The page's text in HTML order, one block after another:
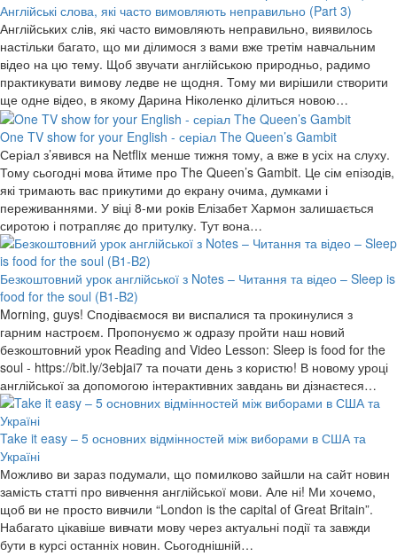
Англійські слова, які часто вимовляють неправильно (Part 3)
Англійських слів, які часто вимовляють неправильно, виявилось
настільки багато, що ми ділимося з вами вже третім навчальним
відео на цю тему. Щоб звучати англійською природньо, радимо
практикувати вимову ледве не щодня. Тому ми вирішили створити
ще одне відео, в якому Дарина Ніколенко ділиться новою…
One TV show for your English - серіал The Queen’s Gambit
Серіал з’явився на Netflix менше тижня тому, а вже в усіх на слуху.
Тому сьогодні мова йтиме про The Queen’s Gambit. Це сім епізодів,
які тримають вас прикутими до екрану очима, думками і
переживаннями. У віці 8-ми років Елізабет Хармон залишається
сиротою і потрапляє до притулку. Тут вона…
Безкоштовний урок англійської з Notes – Читання та відео – Sleep is
food for the soul (B1-B2)
Morning, guys! Сподіваємося ви виспалися та прокинулися з
гарним настроєм. Пропонуємо ж одразу пройти наш новий
безкоштовний урок Reading and Video Lesson: Sleep is food for the
soul - https://bit.ly/3ebjai7 та почати день з користю! В новому уроці
англійської за допомогою інтерактивних завдань ви дізнаєтеся…
Take it easy – 5 основних відмінностей між виборами в США та
Україні
Можливо ви зараз подумали, що помилково зайшли на сайт новин
замість статті про вивчення англійської мови. Але ні! Ми хочемо,
щоб ви не просто вивчили “London is the capital of Great Britain”.
Набагато цікавіше вивчати мову через актуальні події та завжди
бути в курсі останніх новин. Сьогоднішній…